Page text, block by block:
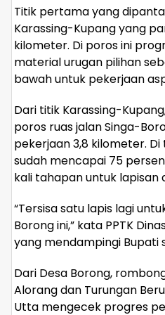
Titik pertama yang
Karassing-Kupang yang
kilometer. Di poros ini
material urugan pilihan
bawah untuk pekerjaan
Dari titik Karassing-
poros ruas jalan Singa-
pekerjaan 3,8 kilometer.
sudah mencapai 75
kali tahapan untuk lapisan
“Tersisa satu lapis lagi
Borong ini,” kata PPTK
yang mendampingi Bupati
Dari Desa Borong,
Alorang dan Turungan
Utta mengecek progres